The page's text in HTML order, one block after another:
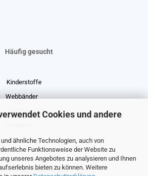
Cookies und andere
ähnliche Technologien, auch von
Funktionsweise der Website zu
unseres Angebotes zu analysieren und Ihnen
bieten zu können. Weitere
Häufig gesucht
Kinderstoffe
Webbänder
Stoffreste
Meterware
Kundenbewertungen